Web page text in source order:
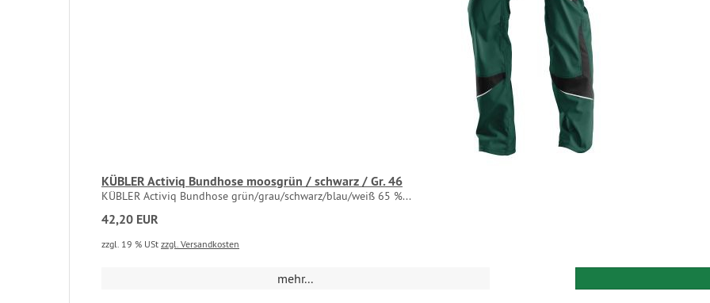
KÜBLER Activiq Bundhose moosgrün / schwarz / Gr. 46
KÜBLER Activiq Bundhose grün/grau/schwarz/blau/weiß 65 %...
42,20 EUR
zzgl. 19 % USt zzgl. Versandkosten
mehr...